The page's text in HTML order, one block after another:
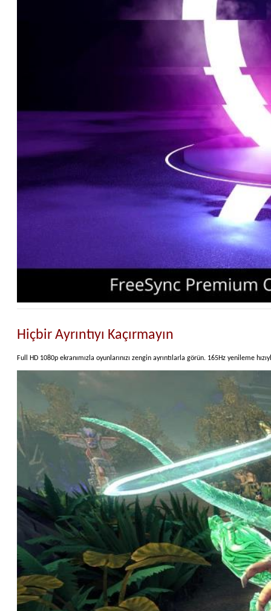
Hiçbir Ayrıntıyı Kaçırmayın
Full HD 1080p ekranımızla oyunlarınızı zengin ayrıntılarla görün. 165Hz yenileme